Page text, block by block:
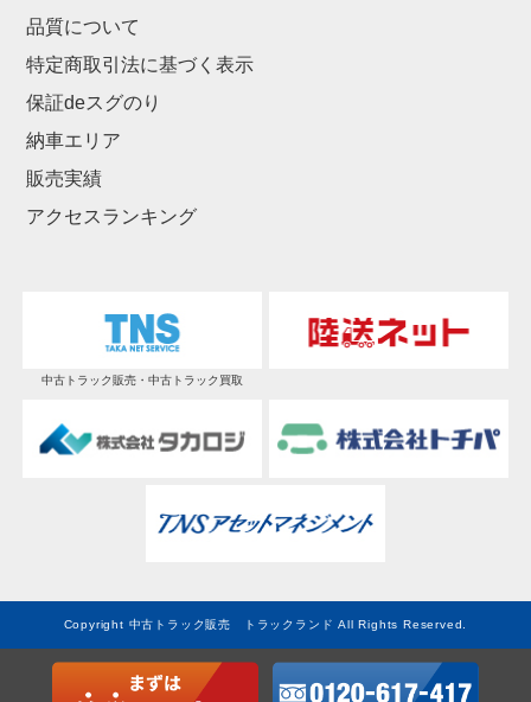
品質について
特定商取引法に基づく表示
保証deスグのり
納車エリア
販売実績
アクセスランキング
中古トラック販売・中古トラック買取
Copyright 中古トラック販売 トラックランド All Rights Reserved.